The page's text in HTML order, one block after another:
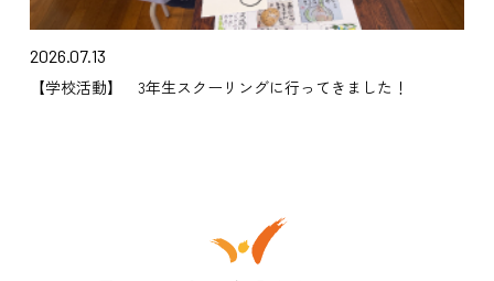
2026.07.13
【学校活動】 3年生スクーリングに行ってきました！